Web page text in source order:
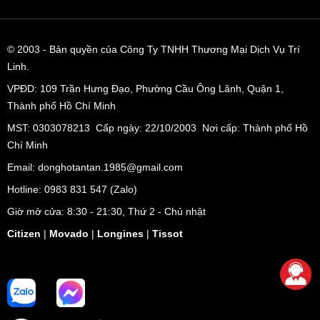
Phụ kiện hoàn hoàn thêm nét lịch lãm cho các chàng trai trẻ
trai hiện đại, trẻ trung. Chiếc đồng hồ này là phụ kiện không
thể thiếu và phù hợp với mọi phong cách thời trang dù là khi
đi làm, đi chơi hay những buổi tiệc sang trọng. Một chiếc sơ
mi trắng và quần tây cũng đủ để làm nổi bật lên sự lịch lãm,
© 2003 - Bản quyền của Công Ty TNHH Thương Mại Dịch Vụ Trí
Linh.
VPĐD: 109 Trần Hưng Đạo, Phường Cầu Ông Lãnh, Quận 1,
Thành phố Hồ Chí Minh
MST: 0303078213 Cấp ngày: 22/10/2003 Nơi cấp: Thành phố Hồ
Chí Minh
Email: donghotantan.1985@gmail.com
Hotline: 0983 831 547 (Zalo)
Giờ mở cửa: 8:30 - 21:30, Thứ 2 - Chủ nhật
Citizen | Movado | Longines | Tissot